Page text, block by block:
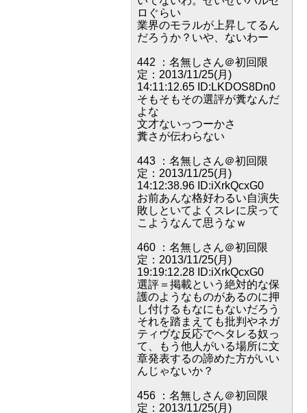
ロぐらい
業界のモラルが上昇してるん
だろうか？いや、ないわー
442 ：名無しさん＠初回限
定：2013/11/25(月)
14:11:12.65 ID:LKDOS8Dn0
そもそもその選評が糞なんだ
よな
文才ないっつーかさ
糞さが伝わらない
443 ：名無しさん＠初回限
定：2013/11/25(月)
14:12:38.96 ID:iXrkQcxG0
お前あんな格好わるい自演失
敗しといてよくスレに戻って
こようなんて思うなｗ
460 ：名無しさん＠初回限
定：2013/11/25(月)
19:19:12.28 ID:iXrkQcxG0
選評＝掲載という絶対的な保
護のようなものがあるのに押
し付けるもなにもないだろう
それを踏まえても批判やネガ
ティヴな反応でヘタレる奴っ
て、もう他人がいる場所に文
章発表するの諦めた方がいい
んじゃないか？
456 ：名無しさん＠初回限
定：2013/11/25(月)